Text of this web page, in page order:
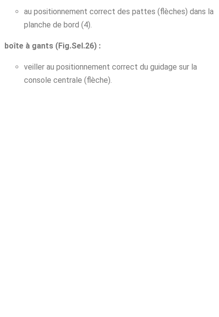
au positionnement correct des pattes (flèches) dans la
planche de bord (4).
boîte à gants (Fig.Sel.26) :
veiller au positionnement correct du guidage sur la
console centrale (flèche).